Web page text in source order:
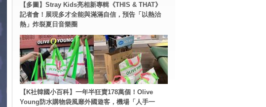
【多圖】Stray Kids亮相新專輯《THIS & THAT》
記者會！展現多才全能與滿滿自信，預告「以熱治
熱」炸裂夏日音樂圈
【K社韓國小百科】一年半狂賣178萬個！Olive
Young防水購物袋風靡外國遊客，機場「人手一